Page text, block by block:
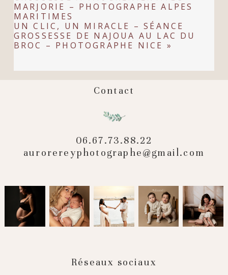
MARJORIE – PHOTOGRAPHE ALPES
MARITIMES
UN CLIC, UN MIRACLE – SÉANCE
GROSSESSE DE NAJOUA AU LAC DU
BROC – PHOTOGRAPHE NICE »
Contact
06.67.73.88.22
aurorereyphotographe@gmail.com
Réseaux sociaux